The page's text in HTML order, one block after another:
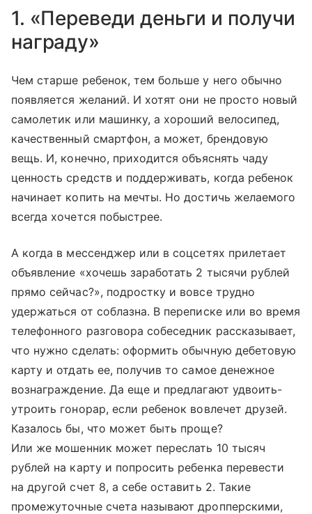
1. «Переведи деньги и получи
награду»
Чем старше ребенок, тем больше у него обычно
появляется желаний. И хотят они не просто новый
самолетик или машинку, а хороший велосипед,
качественный смартфон, а может, брендовую
вещь. И, конечно, приходится объяснять чаду
ценность средств и поддерживать, когда ребенок
начинает копить на мечты. Но достичь желаемого
всегда хочется побыстрее.
А когда в мессенджер или в соцсетях прилетает
объявление «хочешь заработать 2 тысячи рублей
прямо сейчас?», подростку и вовсе трудно
удержаться от соблазна. В переписке или во время
телефонного разговора собеседник рассказывает,
что нужно сделать: оформить обычную дебетовую
карту и отдать ее, получив то самое денежное
вознаграждение. Да еще и предлагают удвоить-
утроить гонорар, если ребенок вовлечет друзей.
Казалось бы, что может быть проще?
Или же мошенник может переслать 10 тысяч
рублей на карту и попросить ребенка перевести
на другой счет 8, а себе оставить 2. Такие
промежуточные счета называют дропперскими,